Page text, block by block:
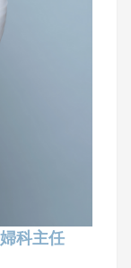
科主任